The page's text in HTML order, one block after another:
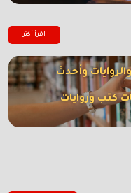
اقرأ أكتر
وأحدث
كتب وروايات